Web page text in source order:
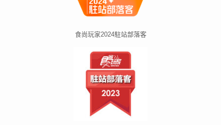
食尚玩家2024駐站部落客